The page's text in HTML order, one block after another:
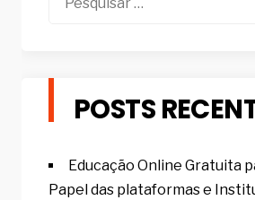
POSTS
Educação Online Gratuita
Papel das plataformas e